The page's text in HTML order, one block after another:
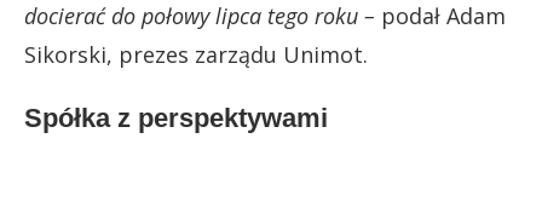
docierać do połowy lipca tego roku – podał Adam
Sikorski, prezes zarządu Unimot.
Spółka z perspektywami